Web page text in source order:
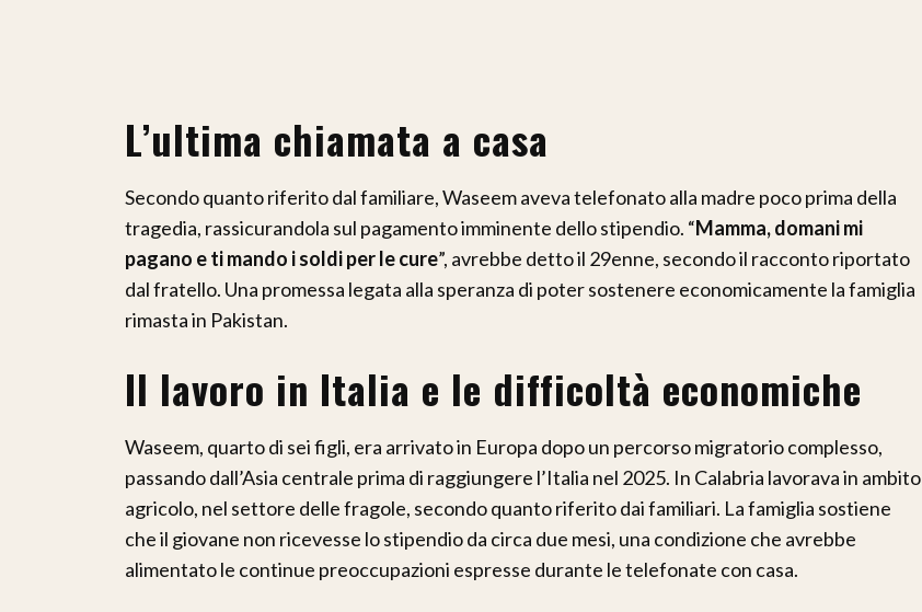
L’ultima chiamata a casa
Secondo quanto riferito dal familiare, Waseem aveva telefonato alla madre poco prima della
tragedia, rassicurandola sul pagamento imminente dello stipendio. “Mamma, domani mi
pagano e ti mando i soldi per le cure”, avrebbe detto il 29enne, secondo il racconto riportato
dal fratello. Una promessa legata alla speranza di poter sostenere economicamente la famiglia
rimasta in Pakistan.
Il lavoro in Italia e le difficoltà economiche
Waseem, quarto di sei figli, era arrivato in Europa dopo un percorso migratorio complesso,
passando dall’Asia centrale prima di raggiungere l’Italia nel 2025. In Calabria lavorava in ambito
agricolo, nel settore delle fragole, secondo quanto riferito dai familiari. La famiglia sostiene
che il giovane non ricevesse lo stipendio da circa due mesi, una condizione che avrebbe
alimentato le continue preoccupazioni espresse durante le telefonate con casa.